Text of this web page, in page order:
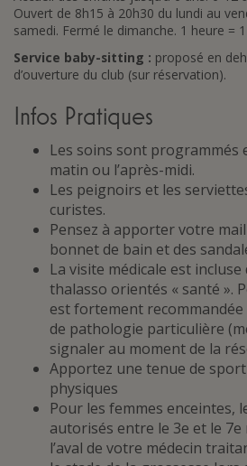
Ouvert de 8h15 à 20h30 du lundi au
samedi. Fermé le dimanche. 1 heure =
Service baby-sitting : proposé en
d’ouverture du club (sur réservation).
Infos Pratiques
Les soins sont programmés
matin ou l’après-midi.
Les peignoirs et les
curistes.
Pensez à apporter votre
bonnet de bain et des
La visite médicale est
thalasso orientés « santé ».
est fortement
de pathologie particulière
signaler au moment de la
Apportez une tenue de
physiques
Pour les femmes enceintes,
autorisés entre le 3e et le
l’aval de votre médecin